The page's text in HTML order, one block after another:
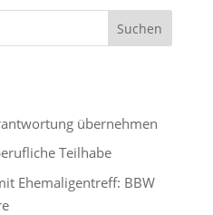
übernehmen
Teilhabe
Ehemaligentreff: BBW